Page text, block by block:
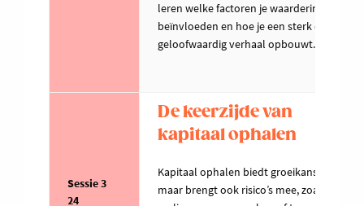
leren welke factoren je waardering
beïnvloeden en hoe je een sterk en
geloofwaardig verhaal opbouwt.
Sessie 3
24
De keerzijde van
kapitaal ophalen
Kapitaal ophalen biedt groeikansen,
maar brengt ook risico’s mee, zoals